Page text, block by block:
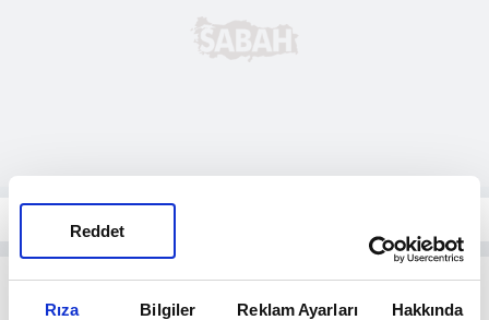
Rıza Bilgiler Reklam Ayarları Hakkında
Reddet